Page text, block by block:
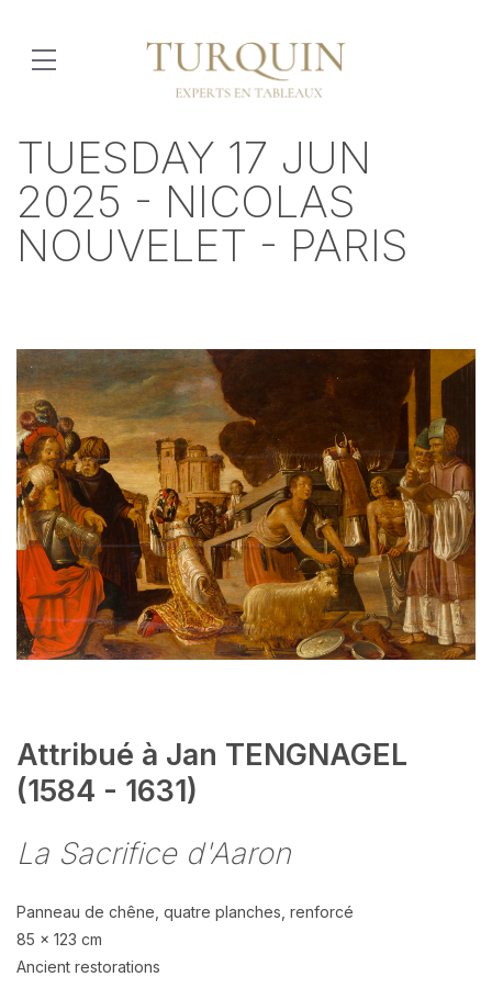
TUESDAY 17 JUN
2025 - NICOLAS
NOUVELET - PARIS
Attribué à Jan TENGNAGEL
(1584 - 1631)
La Sacrifice d'Aaron
Panneau de chêne, quatre planches, renforcé
85 x 123 cm
Ancient restorations